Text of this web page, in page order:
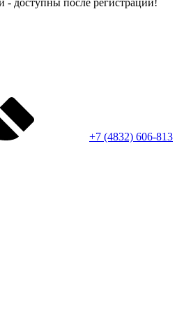
доступны после регистрации!
+7 (4832) 606-813